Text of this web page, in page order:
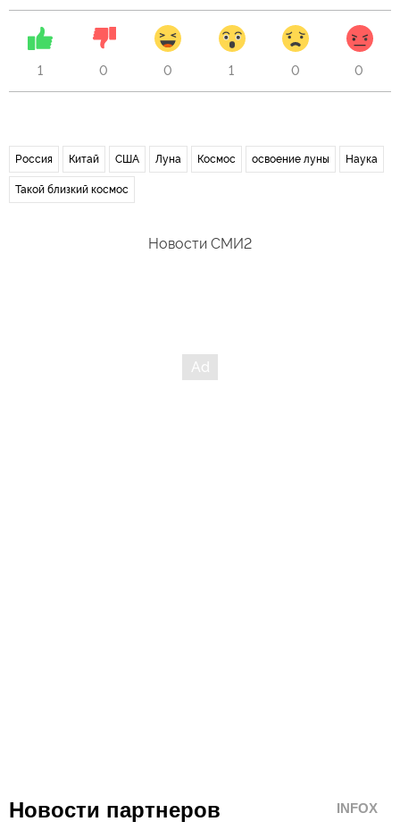
1 0 0 1 0 0
Россия Китай США Луна Космос освоение луны Наука
Такой близкий космос
Новости СМИ2
Новости партнеров INFOX